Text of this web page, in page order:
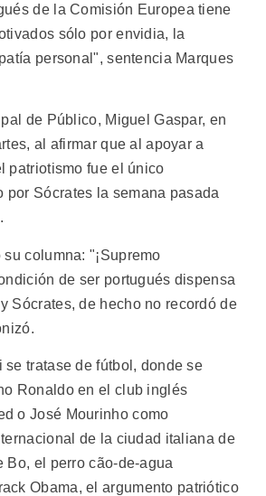
de la Comisión Europea tiene
sólo por envidia, la
personal", sentencia Marques
de Público, Miguel Gaspar, en
al afirmar que al apoyar a
patriotismo fue el único
por Sócrates la semana pasada
columna: "¡Supremo
de ser portugués dispensa
Sócrates, de hecho no recordó de
se tratase de fútbol, donde se
Ronaldo en el club inglés
o José Mourinho como
de la ciudad italiana de
Bo, el perro cão-de-agua
Obama, el argumento patriótico